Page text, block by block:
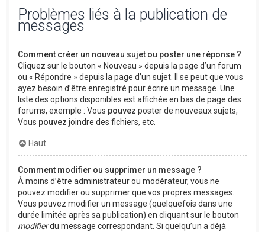
Problèmes liés à la publication de
messages
Comment créer un nouveau sujet ou poster une réponse ?
Cliquez sur le bouton « Nouveau » depuis la page d’un forum
ou « Répondre » depuis la page d’un sujet. Il se peut que vous
ayez besoin d’être enregistré pour écrire un message. Une
liste des options disponibles est affichée en bas de page des
forums, exemple : Vous pouvez poster de nouveaux sujets,
Vous pouvez joindre des fichiers, etc.
Haut
Comment modifier ou supprimer un message ?
À moins d’être administrateur ou modérateur, vous ne
pouvez modifier ou supprimer que vos propres messages.
Vous pouvez modifier un message (quelquefois dans une
durée limitée après sa publication) en cliquant sur le bouton
modifierdu message correspondant. Si quelqu’un a déjà